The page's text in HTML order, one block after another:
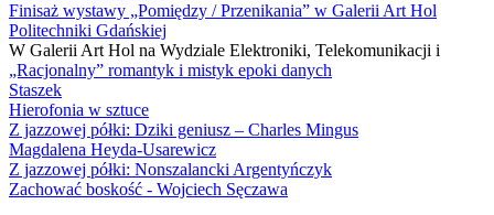
Finisaż wystawy „Pomiędzy / Przenikania” w Galerii Art Hol
Politechniki Gdańskiej
W Galerii Art Hol na Wydziale Elektroniki, Telekomunikacji i
„Racjonalny” romantyk i mistyk epoki danych
Staszek
Hierofonia w sztuce
Z jazzowej półki: Dziki geniusz – Charles Mingus
Magdalena Heyda-Usarewicz
Z jazzowej półki: Nonszalancki Argentyńczyk
Zachować boskość - Wojciech Sęczawa